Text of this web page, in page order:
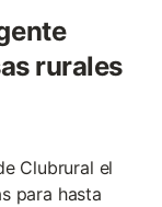
rurales
Clubrural el
para hasta